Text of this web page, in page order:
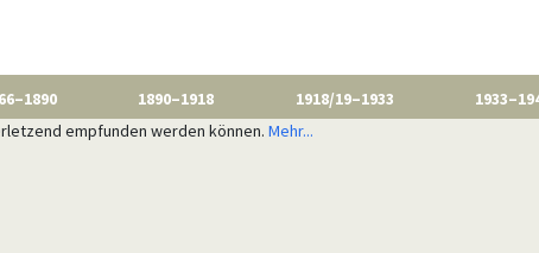
1890–1918 1918/19–1933
empfunden werden können. Mehr...